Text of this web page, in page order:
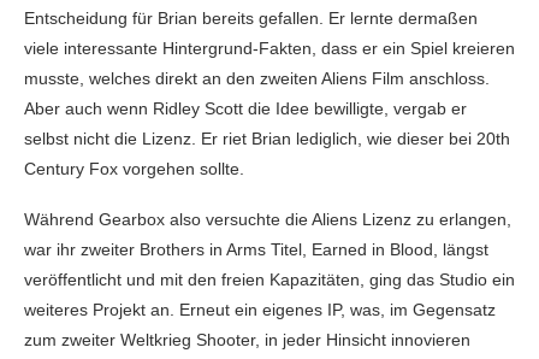
Entscheidung für Brian bereits gefallen. Er lernte dermaßen
viele interessante Hintergrund-Fakten, dass er ein Spiel kreieren
musste, welches direkt an den zweiten Aliens Film anschloss.
Aber auch wenn Ridley Scott die Idee bewilligte, vergab er
selbst nicht die Lizenz. Er riet Brian lediglich, wie dieser bei 20th
Century Fox vorgehen sollte.
Während Gearbox also versuchte die Aliens Lizenz zu erlangen,
war ihr zweiter Brothers in Arms Titel, Earned in Blood, längst
veröffentlicht und mit den freien Kapazitäten, ging das Studio ein
weiteres Projekt an. Erneut ein eigenes IP, was, im Gegensatz
zum zweiter Weltkrieg Shooter, in jeder Hinsicht innovieren